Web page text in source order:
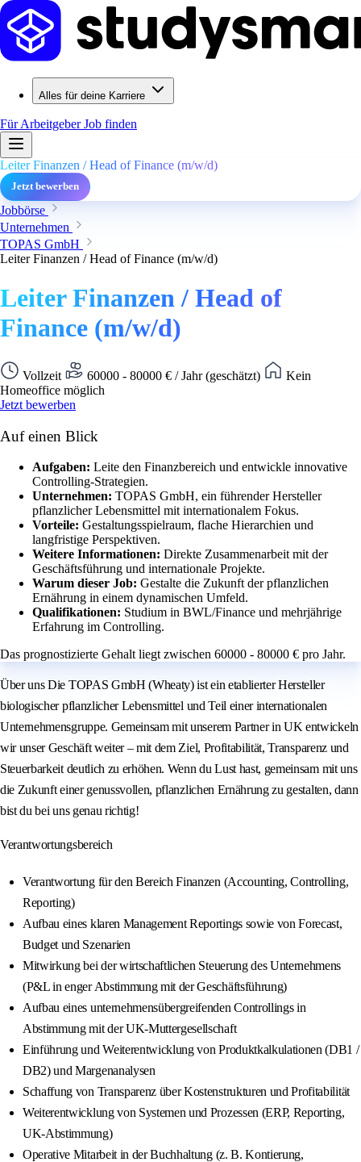
Alles für deine Karriere
Für ArbeitgeberJob finden
Leiter Finanzen / Head of Finance (m/w/d)
Jetzt bewerben
Jobbörse
Unternehmen
TOPAS GmbH
Leiter Finanzen / Head of Finance (m/w/d)
Leiter Finanzen / Head of
Finance (m/w/d)
Vollzeit 60000 - 80000 € / Jahr (geschätzt)
Kein
Homeoffice möglich
Jetzt bewerben
Auf einen Blick
Aufgaben: Leite den Finanzbereich und entwickle innovative
Controlling-Strategien.
Unternehmen: TOPAS GmbH, ein führender Hersteller
pflanzlicher Lebensmittel mit internationalem Fokus.
Vorteile: Gestaltungsspielraum, flache Hierarchien und
langfristige Perspektiven.
Weitere Informationen: Direkte Zusammenarbeit mit der
Geschäftsführung und internationale Projekte.
Warum dieser Job: Gestalte die Zukunft der pflanzlichen
Ernährung in einem dynamischen Umfeld.
Qualifikationen: Studium in BWL/Finance und mehrjährige
Erfahrung im Controlling.
Das prognostizierte Gehalt liegt zwischen 60000 - 80000 € pro Jahr.
Über uns Die TOPAS GmbH (Wheaty) ist ein etablierter Hersteller
biologischer pflanzlicher Lebensmittel und Teil einer internationalen
Unternehmensgruppe. Gemeinsam mit unserem Partner in UK entwickeln
wir unser Geschäft weiter – mit dem Ziel, Profitabilität, Transparenz und
Steuerbarkeit deutlich zu erhöhen. Wenn du Lust hast, gemeinsam mit uns
die Zukunft einer genussvollen, pflanzlichen Ernährung zu gestalten, dann
bist du bei uns genau richtig!
Verantwortungsbereich
Verantwortung für den Bereich Finanzen (Accounting, Controlling,
Reporting)
Aufbau eines klaren Management Reportings sowie von Forecast,
Budget und Szenarien
Mitwirkung bei der wirtschaftlichen Steuerung des Unternehmens
(P&L in enger Abstimmung mit der Geschäftsführung)
Aufbau eines unternehmensübergreifenden Controllings in
Abstimmung mit der UK-Muttergesellschaft
Einführung und Weiterentwicklung von Produktkalkulationen (DB1 /
DB2) und Margenanalysen
Schaffung von Transparenz über Kostenstrukturen und Profitabilität
Weiterentwicklung von Systemen und Prozessen (ERP, Reporting,
UK-Abstimmung)
Operative Mitarbeit in der Buchhaltung (z. B. Kontierung,